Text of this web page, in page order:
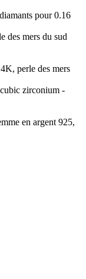
pour 0.16
perle des mers
en argent 925,